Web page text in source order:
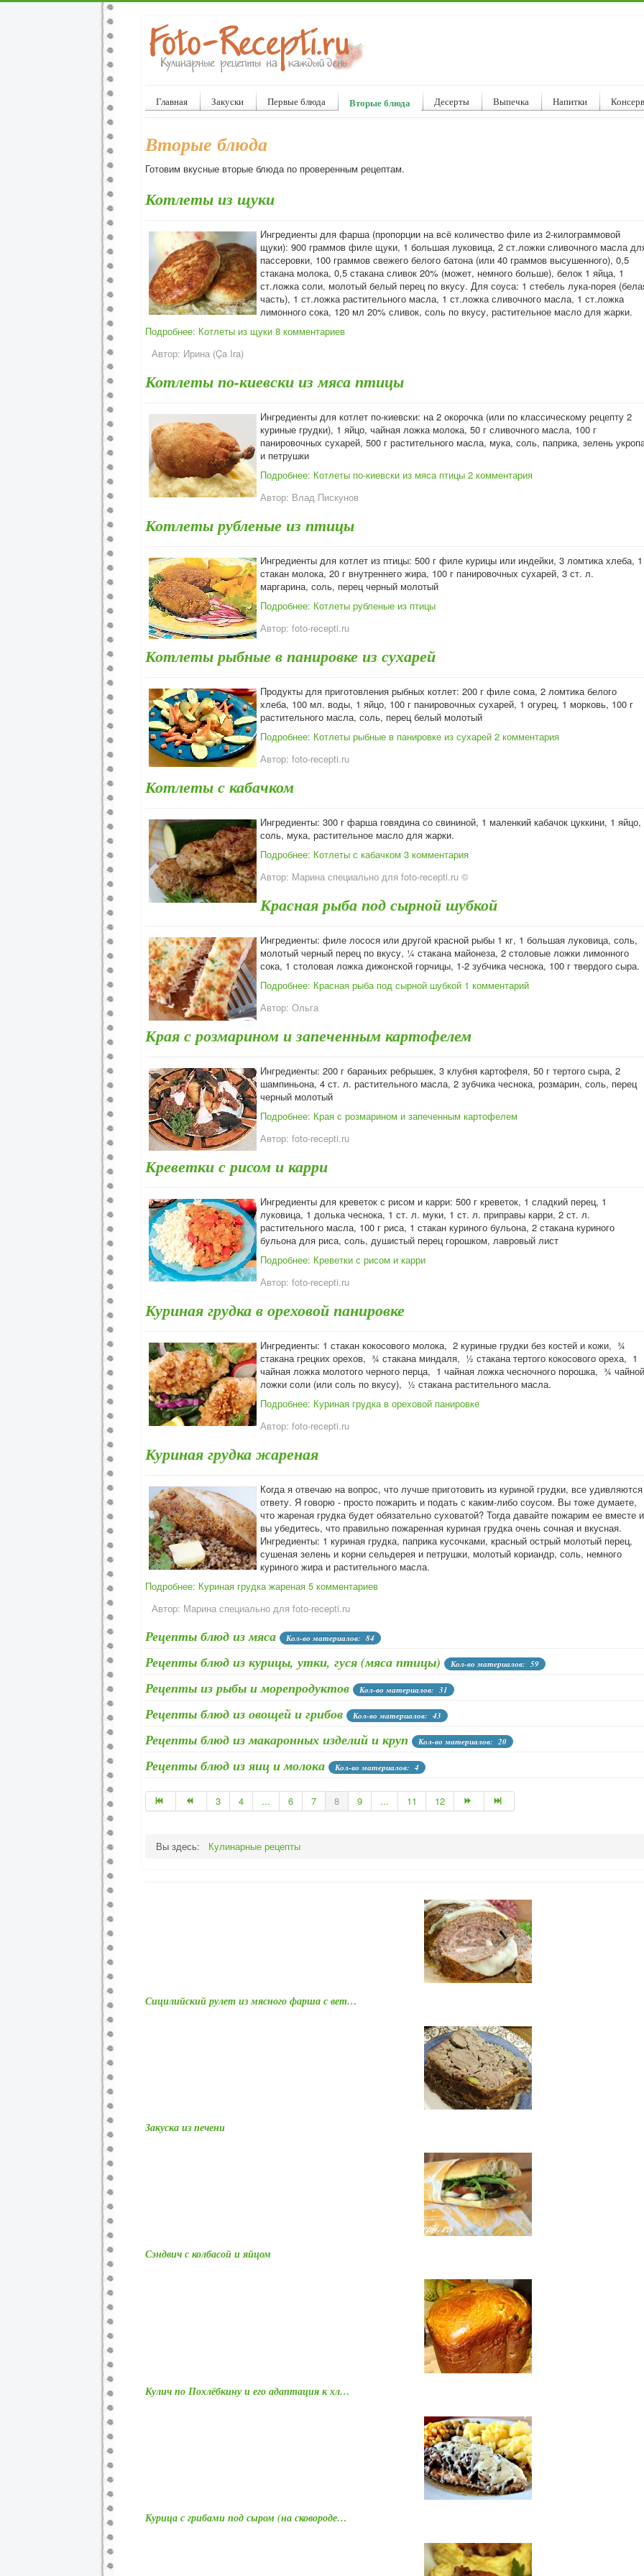
Главная Закуски Первые блюда Вторые блюда Десерты Выпечка Напитки
Вторые блюда
Готовим вкусные вторые блюда по проверенным рецептам.
Котлеты из щуки
Ингредиенты для фарша (пропорции на всё количество филе из 2-килограммовой
щуки): 900 граммов филе щуки, 1 большая луковица, 2 ст.ложки сливочного масла
пассеровки, 100 граммов свежего белого батона (или 40 граммов высушенного), 0,5
стакана молока, 0,5 стакана сливок 20% (может, немного больше), белок 1 яйца, 1
ст.ложка соли, молотый белый перец по вкусу. Для соуса: 1 стебель лука-порея
часть), 1 ст.ложка растительного масла, 1 ст.ложка сливочного масла, 1 ст.ложка
лимонного сока, 120 мл 20% сливок, соль по вкусу, растительное масло для жарки.
Подробнее: Котлеты из щуки 8 комментариев
Автор: Ирина (Ça Ira)
Котлеты по-киевски из мяса птицы
Ингредиенты для котлет по-киевски: на 2 окорочка (или по классическому рецепту 2
куриные грудки), 1 яйцо, чайная ложка молока, 50 г сливочного масла, 100 г
панировочных сухарей, 500 г растительного масла, мука, соль, паприка, зелень
и петрушки
Подробнее: Котлеты по-киевски из мяса птицы 2 комментария
Автор: Влад Пискунов
Котлеты рубленые из птицы
Ингредиенты для котлет из птицы: 500 г филе курицы или индейки, 3 ломтика хлеба, 1
стакан молока, 20 г внутреннего жира, 100 г панировочных сухарей, 3 ст. л.
маргарина, соль, перец черный молотый
Подробнее: Котлеты рубленые из птицы
Автор: foto-recepti.ru
Котлеты рыбные в панировке из сухарей
Продукты для приготовления рыбных котлет: 200 г филе сома, 2 ломтика белого
хлеба, 100 мл. воды, 1 яйцо, 100 г панировочных сухарей, 1 огурец, 1 морковь, 100 г
растительного масла, соль, перец белый молотый
Подробнее: Котлеты рыбные в панировке из сухарей 2 комментария
Автор: foto-recepti.ru
Котлеты с кабачком
Ингредиенты: 300 г фарша говядина со свининой, 1 маленкий кабачок цуккини, 1 яйцо,
соль, мука, растительное масло для жарки.
Подробнее: Котлеты с кабачком 3 комментария
Автор: Марина специально для foto-recepti.ru ©
Красная рыба под сырной шубкой
Ингредиенты: филе лосося или другой красной рыбы 1 кг, 1 большая луковица, соль,
молотый черный перец по вкусу, ¼ стакана майонеза, 2 столовые ложки лимонного
сока, 1 столовая ложка дижонской горчицы, 1-2 зубчика чеснока, 100 г твердого сыра.
Подробнее: Красная рыба под сырной шубкой 1 комментарий
Автор: Ольга
Края с розмарином и запеченным картофелем
Ингредиенты: 200 г бараньих ребрышек, 3 клубня картофеля, 50 г тертого сыра, 2
шампиньона, 4 ст. л. растительного масла, 2 зубчика чеснока, розмарин, соль, перец
черный молотый
Подробнее: Края с розмарином и запеченным картофелем
Автор: foto-recepti.ru
Креветки с рисом и карри
Ингредиенты для креветок с рисом и карри: 500 г креветок, 1 сладкий перец, 1
луковица, 1 долька чеснока, 1 ст. л. муки, 1 ст. л. приправы карри, 2 ст. л.
растительного масла, 100 г риса, 1 стакан куриного бульона, 2 стакана куриного
бульона для риса, соль, душистый перец горошком, лавровый лист
Подробнее: Креветки с рисом и карри
Автор: foto-recepti.ru
Куриная грудка в ореховой панировке
Ингредиенты: 1 стакан кокосового молока, 2 куриные грудки без костей и кожи, ¾
стакана грецких орехов, ¾ стакана миндаля, ½ стакана тертого кокосового ореха, 1
чайная ложка молотого черного перца, 1 чайная ложка чесночного порошка, ¾ чайной
ложки соли (или соль по вкусу), ½ стакана растительного масла.
Подробнее: Куриная грудка в ореховой панировке
Автор: foto-recepti.ru
Куриная грудка жареная
Когда я отвечаю на вопрос, что лучше приготовить из куриной грудки, все удивляются
ответу. Я говорю - просто пожарить и подать с каким-либо соусом. Вы тоже думаете,
что жареная грудка будет обязательно суховатой? Тогда давайте пожарим ее вместе и
вы убедитесь, что правильно пожаренная куриная грудка очень сочная и вкусная.
Ингредиенты: 1 куриная грудка, паприка кусочками, красный острый молотый перец,
сушеная зелень и корни сельдерея и петрушки, молотый кориандр, соль, немного
куриного жира и растительного масла.
Подробнее: Куриная грудка жареная 5 комментариев
Автор: Марина специально для foto-recepti.ru
Рецепты блюд из мяса Кол-во материалов: 84
Рецепты блюд из курицы, утки, гуся (мяса птицы) Кол-во материалов: 59
Рецепты из рыбы и морепродуктов Кол-во материалов: 31
Рецепты блюд из овощей и грибов Кол-во материалов: 43
Рецепты блюд из макаронных изделий и круп Кол-во материалов: 20
Рецепты блюд из яиц и молока Кол-во материалов: 4
3 4 ... 6 7 8 9 ... 11 12
Вы здесь: Кулинарные рецепты
Сицилийский рулет из мясного фарша с вет…
Закуска из печени
Сэндвич с колбасой и яйцом
Кулич по Похлёбкину и его адаптация к хл…
Курица с грибами под сыром (на сковороде…